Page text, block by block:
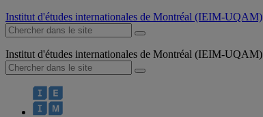
Institut d'études internationales de Montréal (IEIM-UQAM)
Institut d'études internationales de Montréal (IEIM-UQAM)